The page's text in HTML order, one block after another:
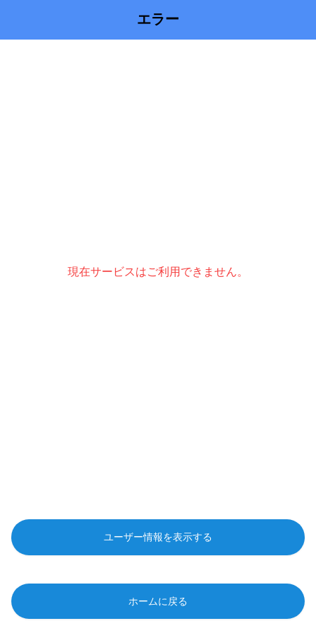
エラー
現在サービスはご利用できません。
ユーザー情報を表示する
ホームに戻る